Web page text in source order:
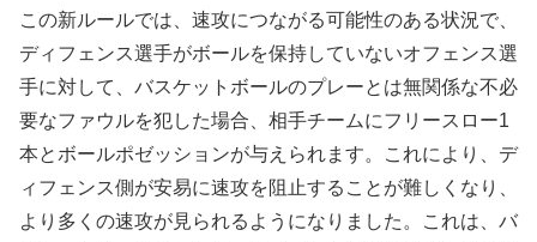
この新ルールでは、速攻につながる可能性のある状況で、
ディフェンス選手がボールを保持していないオフェンス選
手に対して、バスケットボールのプレーとは無関係な不必
要なファウルを犯した場合、相手チームにフリースロー1
本とボールポゼッションが与えられます。これにより、デ
ィフェンス側が安易に速攻を阻止することが難しくなり、
より多くの速攻が見られるようになりました。これは、バ